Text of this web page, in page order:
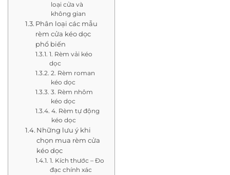
loại cửa và
không gian
Phân loại các mẫu
rèm cửa kéo dọc
phổ biến
1. Rèm vải kéo
dọc
2. Rèm roman
kéo dọc
3. Rèm nhôm
kéo dọc
4. Rèm tự động
kéo dọc
Những lưu ý khi
chọn mua rèm cửa
kéo dọc
1. Kích thước – Đo
đạc chính xác